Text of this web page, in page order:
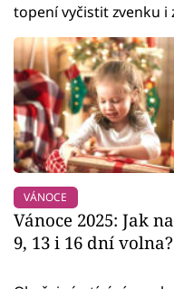
topení vyčistit zvenku i
VÁNOCE
Vánoce 2025: Jak
9, 13 i 16 dní volna?